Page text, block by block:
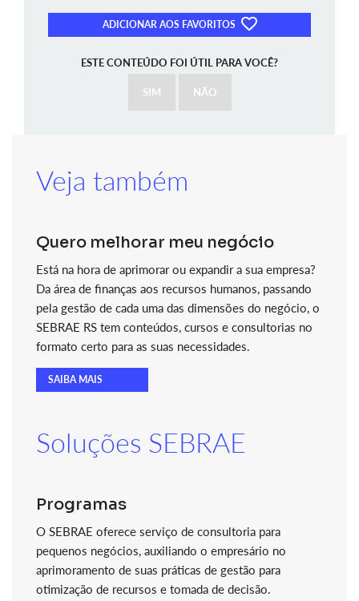
ADICIONAR AOS FAVORITOS
ESTE CONTEÚDO FOI ÚTIL PARA VOCÊ?
SIM NÃO
Veja também
Quero melhorar meu negócio
Está na hora de aprimorar ou expandir a sua empresa?
Da área de finanças aos recursos humanos, passando
pela gestão de cada uma das dimensões do negócio, o
SEBRAE RS tem conteúdos, cursos e consultorias no
formato certo para as suas necessidades.
SAIBA MAIS
Soluções SEBRAE
Programas
O SEBRAE oferece serviço de consultoria para
pequenos negócios, auxiliando o empresário no
aprimoramento de suas práticas de gestão para
otimização de recursos e tomada de decisão.